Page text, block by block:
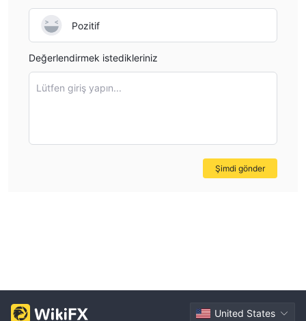
Pozitif
Değerlendirmek istedikleriniz
Lütfen giriş yapın...
Şimdi gönder
United States